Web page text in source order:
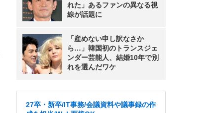
れた」あるファンの異なる視
線が話題に
「産めない申し訳なさか
ら…」韓国初のトランスジェ
ンダー芸能人、結婚10年で別
れを選んだワケ
27卒・新卒/IT事務/会議資料や議事録の作